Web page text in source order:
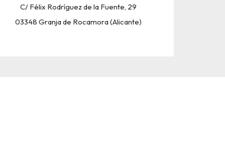
C/ Félix Rodríguez de la Fuente, 29
03348 Granja de Rocamora (Alicante)